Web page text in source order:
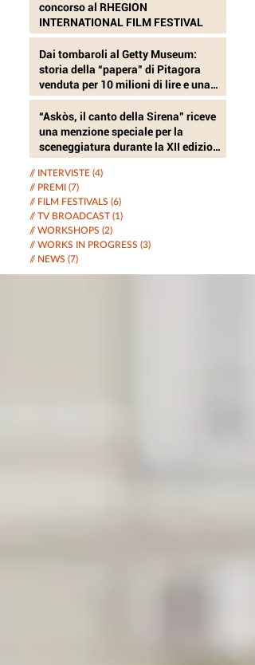
concorso al RHEGION
INTERNATIONAL FILM FESTIVAL
Dai tombaroli al Getty Museum:
storia della “papera” di Pitagora
venduta per 10 milioni di lire e una
mucca
“Askòs, il canto della Sirena” riceve
una menzione speciale per la
sceneggiatura durante la XII edizione
dell’Agon Festival di Atene
// INTERVISTE (4)
// PREMI (7)
// FILM FESTIVALS (6)
// TV BROADCAST (1)
// WORKSHOPS (2)
// WORKS IN PROGRESS (3)
// NEWS (7)